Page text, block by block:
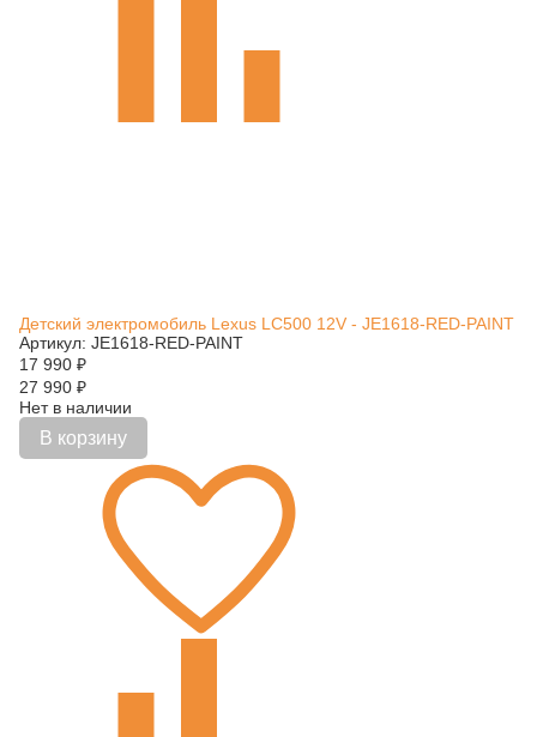
Детский электромобиль Lexus LC500 12V - JE1618-RED-PAINT
Артикул: JE1618-RED-PAINT
17 990 ₽
27 990 ₽
Нет в наличии
В корзину